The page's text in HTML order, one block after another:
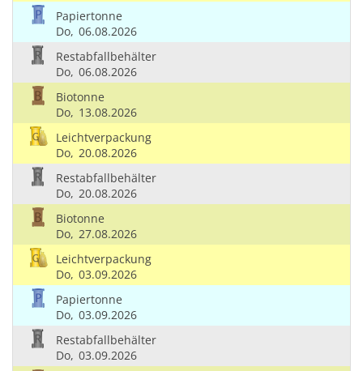
Papiertonne
Do, 06.08.2026
Restabfallbehälter
Do, 06.08.2026
Biotonne
Do, 13.08.2026
Leichtverpackung
Do, 20.08.2026
Restabfallbehälter
Do, 20.08.2026
Biotonne
Do, 27.08.2026
Leichtverpackung
Do, 03.09.2026
Papiertonne
Do, 03.09.2026
Restabfallbehälter
Do, 03.09.2026